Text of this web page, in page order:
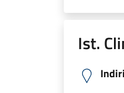
Ist.